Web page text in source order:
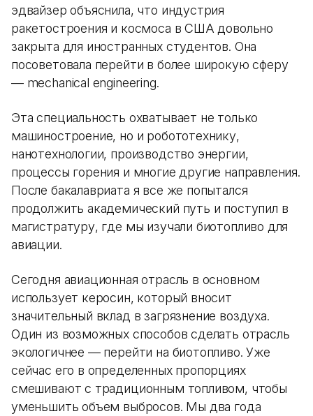
эдвайзер объяснила, что индустрия
ракетостроения и космоса в США довольно
закрыта для иностранных студентов. Она
посоветовала перейти в более широкую сферу
— mechanical engineering.
Эта специальность охватывает не только
машиностроение, но и робототехнику,
нанотехнологии, производство энергии,
процессы горения и многие другие направления.
После бакалавриата я все же попытался
продолжить академический путь и поступил в
магистратуру, где мы изучали биотопливо для
авиации.
Сегодня авиационная отрасль в основном
использует керосин, который вносит
значительный вклад в загрязнение воздуха.
Один из возможных способов сделать отрасль
экологичнее — перейти на биотопливо. Уже
сейчас его в определенных пропорциях
смешивают с традиционным топливом, чтобы
уменьшить объем выбросов. Мы два года